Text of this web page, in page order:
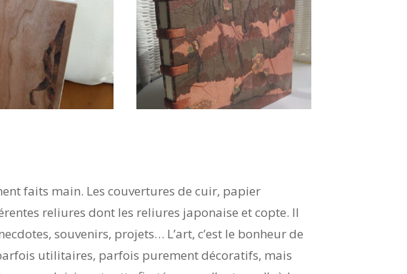
faits main. Les couvertures de cuir, papier
reliures dont les reliures japonaise et copte. Il
souvenirs, projets… L’art, c’est le bonheur de
utilitaires, parfois purement décoratifs, mais